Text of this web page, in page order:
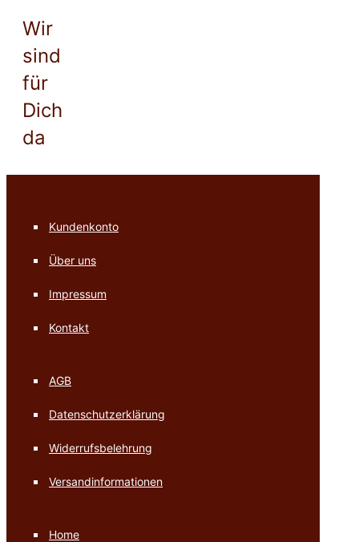
Wir
sind
für
Dich
da
Kundenkonto
Über uns
Impressum
Kontakt
AGB
Datenschutzerklärung
Widerrufsbelehrung
Versandinformationen
Home